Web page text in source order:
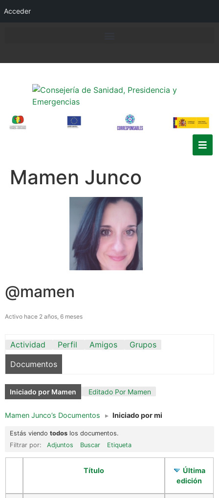
Acceder
Mamen Junco
@mamen
Activo hace 2 años, 6 meses
Actividad Perfil Amigos
Grupos
Documentos
Iniciado por Mamen Editado Por Mamen
Mamen Junco’s Documentos ▸ Iniciado por mi
Estás viendo todos los documentos.
Filtrar por:
Adjuntos Buscar Etiqueta
Título
Última
edición